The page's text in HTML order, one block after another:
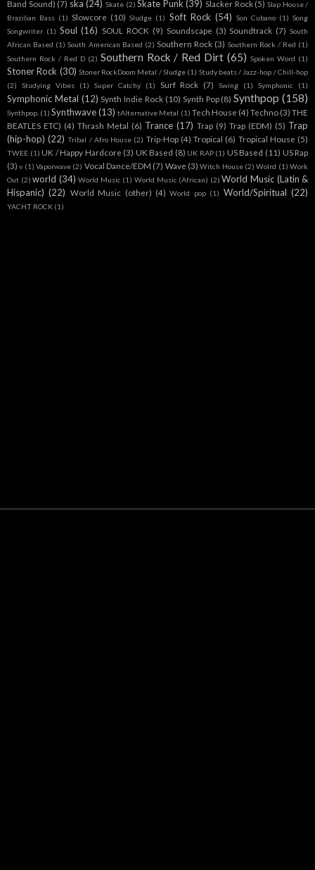
Band Sound) (7) ska (24) Skate (2) Skate Punk (39) Slacker Rock (5) Slap House /
Brazilian Bass (1) Slowcore (10) Sludge (1) Soft Rock (54) Son Cubano (1) Song
Songwriter (1) Soul (16) SOUL ROCK (9) Soundscape (3) Soundtrack (7) South
African Based (1) South American Based (2) Southern Rock (3) Southern Rock / Red (1)
Southern Rock / Red D (2) Southern Rock / Red Dirt (65) Spoken Word (1)
Stoner Rock (30) Stoner RockDoom Metal / Sludge (1) Study beats / Jazz-hop / Chill-hop
(2)
Studying Vibes (1) Super Catchy (1) Surf Rock (7) Swing (1) Symphonic (1)
Symphonic Metal (12) Synth Indie Rock (10) Synth Pop (8) Synthpop (158)
Synthpop. (1) Synthwave (13) tAlternative Metal (1) Tech House (4) Techno (3) THE
BEATLES ETC) (4) Thrash Metal (6) Trance (17) Trap (9) Trap (EDM) (5) Trap
(hip-hop) (22) Tribal / Afro House (2) Trip-Hop (4) Tropical (6) Tropical House (5)
TWEE (1) UK / Happy Hardcore (3) UK Based (8) UK RAP (1) US Based (11) US Rap
(3) v (1) Vaporwave (2) Vocal Dance/EDM (7) Wave (3) Witch House (2) Wolrd (1) Work
Out (2) world (34) World Music (1) World Music (African) (2) World Music (Latin &
Hispanic) (22) World Music (other) (4) World pop (1) World/Spiritual (22)
YACHT ROCK (1)